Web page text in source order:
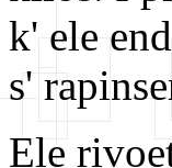
k' ele
s'
Ele